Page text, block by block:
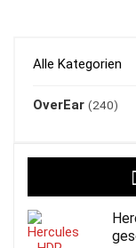
Alle Kategorien
OverEar (240)